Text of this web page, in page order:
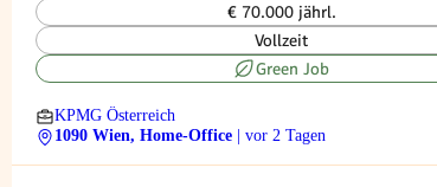
€ 70.000 jährl.
Vollzeit
Green Job
KPMG Österreich
1090 Wien, Home-Office
| vor 2 Tagen